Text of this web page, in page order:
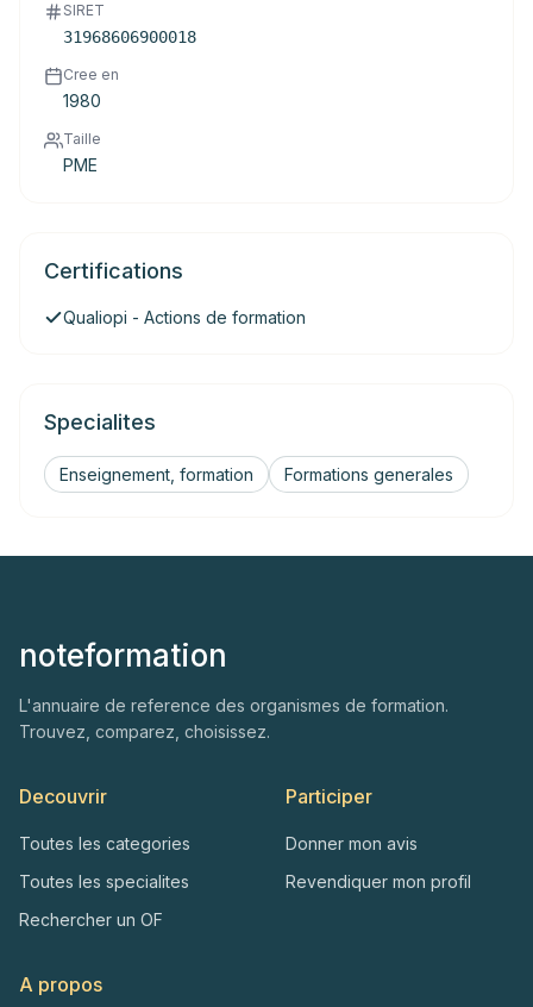
SIRET
31968606900018
Cree en
1980
Taille
PME
Certifications
Qualiopi - Actions de formation
Specialites
Enseignement, formation Formations generales
noteformation
L'annuaire de reference des organismes de formation.
Trouvez, comparez, choisissez.
Decouvrir
Toutes les categories
Toutes les specialites
Rechercher un OF
Participer
Donner mon avis
Revendiquer mon profil
A propos